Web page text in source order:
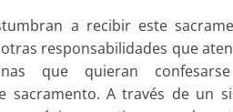
a recibir este
responsabilidades que
que quieran
sacramento. A través de un